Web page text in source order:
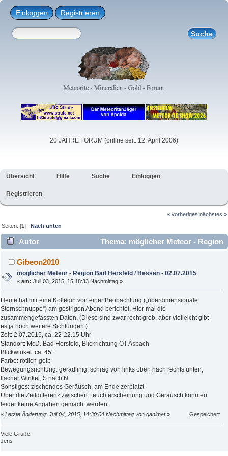
Einloggen Registrieren
20 JAHRE FORUM (online seit: 12. April 2006)
Übersicht Hilfe Suche Einloggen
Registrieren
« vorheriges nächstes »
Seiten: [1]Nach unten
Autor
Thema: möglicher Meteor - Region
Bad Hersfeld / Hessen - 02.07.2015 (Gelesen 2994 mal)
Gibeon2010
möglicher Meteor - Region Bad Hersfeld / Hessen - 02.07.2015
«am: Juli 03, 2015, 15:18:33 Nachmittag »
Heute hat mir eine Kollegin von einer Beobachtung („überdimensionale
Sternschnuppe“) am gestrigen Abend berichtet. Hier mal die
zusammengefassten Daten. (Diese sind zwar recht grob, aber vielleicht gibt
es ja noch weitere Sichtungen.)
Zeit: 2.07.2015, ca. 22-22.15 Uhr
Standort: McD. Bad Hersfeld, Blickrichtung OT Asbach
Blickwinkel: ca. 45°
Farbe: rötlich-gelb
Bewegungsrichtung: geradlinig, schräg von links oben nach rechts unten,
flacher Winkel, S nach N
Sonstiges: zischendes Geräusch, am Ende zerplatzt
Über die Zeitdifferenz zwischen Leuchterscheinung und Geräusch konnten
leider keine Angaben gemacht werden.
« Letzte Änderung: Juli 04, 2015, 14:30:04 Nachmittag von ganimet» Gespeichert
Viele Grüße
Jens